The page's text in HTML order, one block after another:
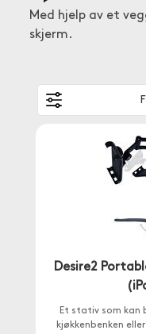
Med hjelp av et
skjerm.
Desire2
Et stativ som kan
kjøkkenbenken